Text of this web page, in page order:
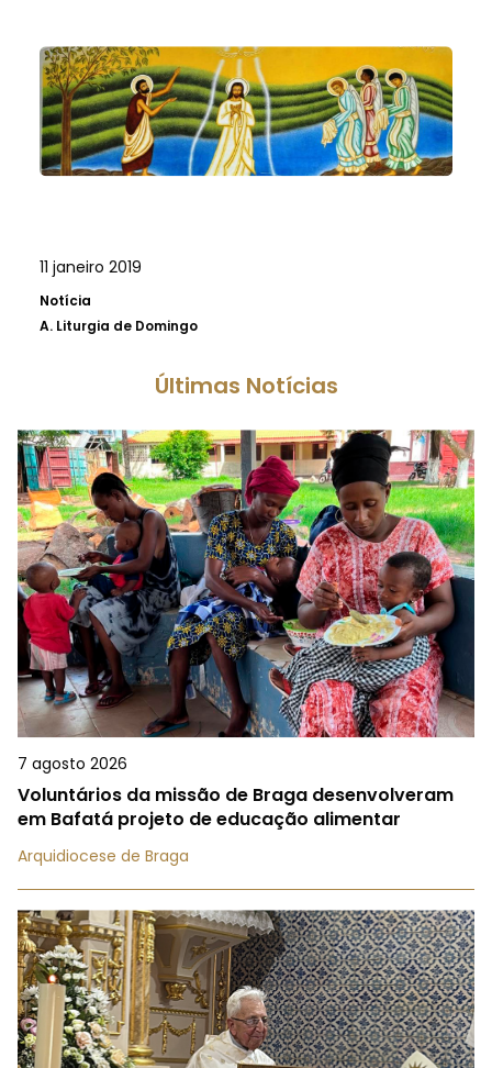
11 janeiro 2019
Notícia
A. Liturgia de Domingo
Últimas Notícias
7 agosto 2026
Voluntários da missão de Braga desenvolveram
em Bafatá projeto de educação alimentar
Arquidiocese de Braga